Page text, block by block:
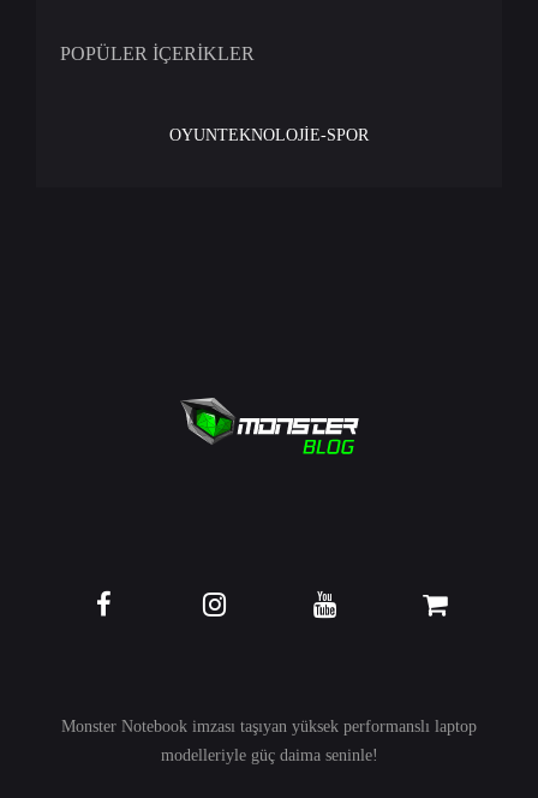
POPÜLER İÇERİKLER
OYUNTEKNOLOJİE-SPOR
Monster Notebook imzası taşıyan yüksek performanslı laptop
modelleriyle güç daima seninle!